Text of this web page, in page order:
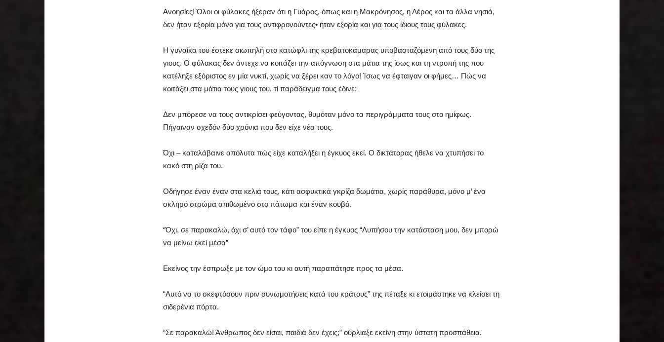
Ανοησίες! Όλοι οι φύλακες ήξεραν ότι η Γυάρος, όπως και η Μακρόνησος, η Λέρος και τα άλλα νησιά,
δεν ήταν εξορία μόνο για τους αντιφρονούντες• ήταν εξορία και για τους ίδιους τους φύλακες.
Η γυναίκα του έστεκε σιωπηλή στο κατώφλι της κρεβατοκάμαρας υποβασταζόμενη από τους δύο της
γιους. Ο φύλακας δεν άντεχε να κοιτάζει την απόγνωση στα μάτια της ίσως και τη ντροπή της που
κατέληξε εξόριστος εν μία νυκτί, χωρίς να ξέρει καν το λόγο! Ίσως να έφταιγαν οι φήμες… Πώς να
κοιτάξει στα μάτια τους γιους του, τί παράδειγμα τους έδινε;
Δεν μπόρεσε να τους αντικρίσει φεύγοντας, θυμόταν μόνο τα περιγράμματα τους στο ημίφως.
Πήγαιναν σχεδόν δύο χρόνια που δεν είχε νέα τους.
Όχι – καταλάβαινε απόλυτα πώς είχε καταλήξει η έγκυος εκεί. Ο δικτάτορας ήθελε να χτυπήσει το
κακό στη ρίζα του.
Οδήγησε έναν έναν στα κελιά τους, κάτι ασφυκτικά γκρίζα δωμάτια, χωρίς παράθυρα, μόνο μ’ ένα
σκληρό στρώμα απιθωμένο στο πάτωμα και έναν κουβά.
“Όχι, σε παρακαλώ, όχι σ’ αυτό τον τάφο” του είπε η έγκυος “Λυπήσου την κατάσταση μου, δεν μπορώ
να μείνω εκεί μέσα”
Εκείνος την έσπρωξε με τον ώμο του κι αυτή παραπάτησε προς τα μέσα.
“Αυτό να το σκεφτόσουν πριν συνωμοτήσεις κατά του κράτους” της πέταξε κι ετοιμάστηκε να κλείσει τη
σιδερένια πόρτα.
“Σε παρακαλώ! Άνθρωπος δεν είσαι, παιδιά δεν έχεις;” ούρλιαξε εκείνη στην ύστατη προσπάθεια.